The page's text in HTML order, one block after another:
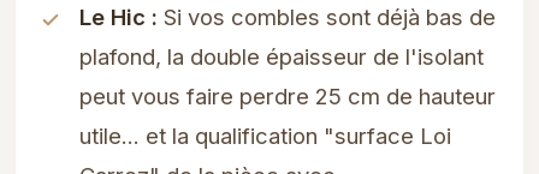
Le Hic : Si vos combles sont déjà bas de
plafond, la double épaisseur de l'isolant
peut vous faire perdre 25 cm de hauteur
utile... et la qualification "surface Loi